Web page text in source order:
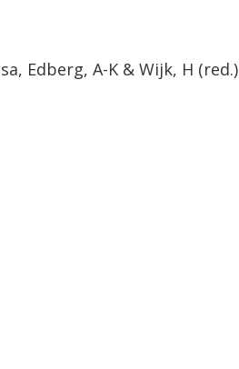
Edberg, A-K & Wijk, H (red.)